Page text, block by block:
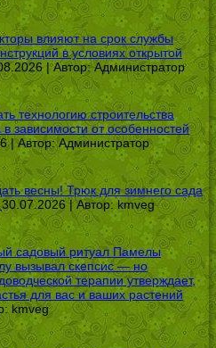
влияют на срок службы
в условиях открытой
| Автор:Администратор
технологию строительства
зависимости от особенностей
| Автор:Администратор
весны! Трюк для зимнего сада
30.07.2026 | Автор:kmveg
садовый ритуал Памелы
вызывал скепсис — но
терапии утверждает,
для вас и ваших растений
kmveg